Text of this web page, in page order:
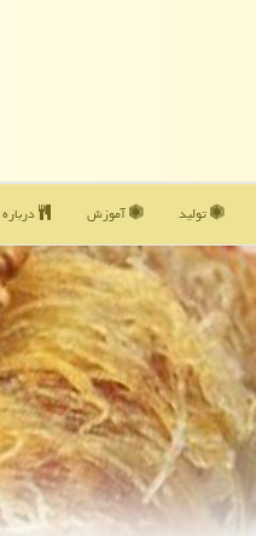
تولید آموزش